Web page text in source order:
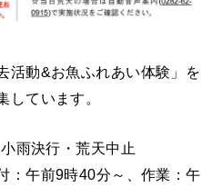
活動&お魚ふれあい体験」を
しています。
雨決行・荒天中止
：午前9時40分～、作業：午